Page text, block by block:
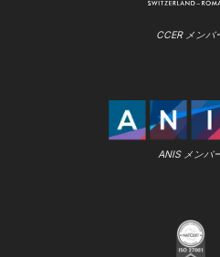
CCER メンバ
ANIS メンバ